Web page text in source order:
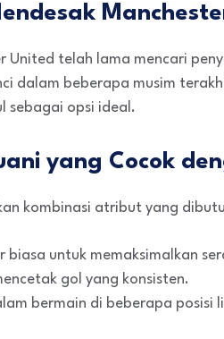
United telah lama mencari
dalam beberapa musim
sebagai opsi ideal.
yang Cocok
kombinasi atribut yang
biasa untuk memaksimalkan
gol yang konsisten.
bermain di beberapa posisi